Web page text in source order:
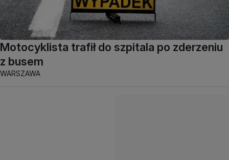
Motocyklista trafił do szpitala po zderzeniu
z busem
WARSZAWA